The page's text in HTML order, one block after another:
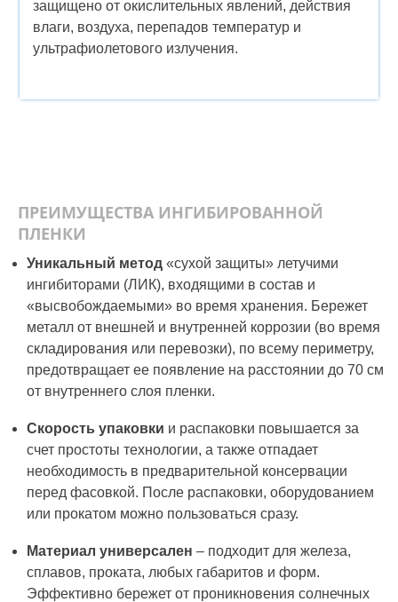
защищено от окислительных явлений, действия
влаги, воздуха, перепадов температур и
ультрафиолетового излучения.
ПРЕИМУЩЕСТВА ИНГИБИРОВАННОЙ
ПЛЕНКИ
Уникальный метод «сухой защиты» летучими
ингибиторами (ЛИК), входящими в состав и
«высвобождаемыми» во время хранения. Бережет
металл от внешней и внутренней коррозии (во время
складирования или перевозки), по всему периметру,
предотвращает ее появление на расстоянии до 70 см
от внутреннего слоя пленки.
Скорость упаковки и распаковки повышается за
счет простоты технологии, а также отпадает
необходимость в предварительной консервации
перед фасовкой. После распаковки, оборудованием
или прокатом можно пользоваться сразу.
Материал универсален – подходит для железа,
сплавов, проката, любых габаритов и форм.
Эффективно бережет от проникновения солнечных